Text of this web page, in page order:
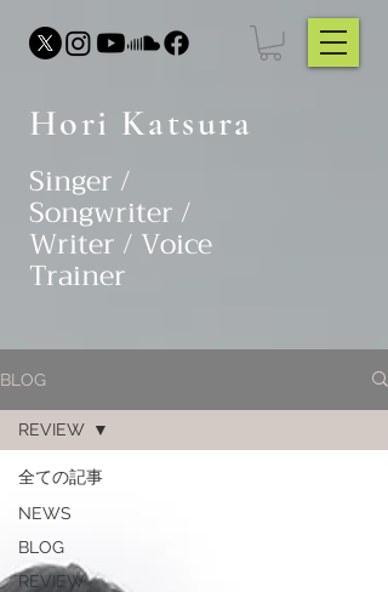
Hori Katsura
Singer /
Songwriter /
Writer / Voice
Trainer
BLOG
全ての記事
NEWS
BLOG
REVIEW
REVIEW